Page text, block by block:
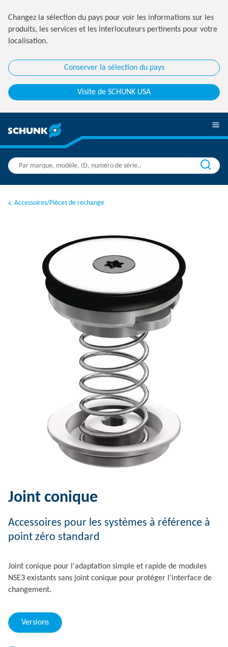
Changez la sélection du pays pour voir les informations sur les
produits, les services et les interlocuteurs pertinents pour votre
localisation.
Conserver la sélection du pays
Visite de SCHUNK USA
Accessoires/Pièces de rechange
Joint conique
Accessoires pour les systèmes à référence à
point zéro standard
Joint conique pour l'adaptation simple et rapide de modules
NSE3 existants sans joint conique pour protéger l'interface de
changement.
Versions